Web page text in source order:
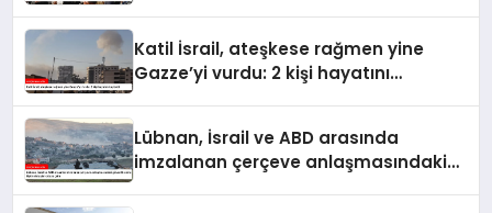
Katil İsrail, ateşkese rağmen yine
Gazze’yi vurdu: 2 kişi hayatını
Lübnan, İsrail ve ABD arasında
imzalanan çerçeve anlaşmasındaki